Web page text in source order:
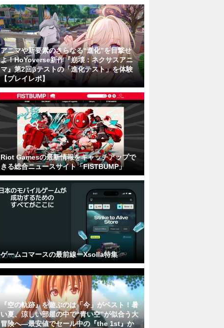
アニマや新要素のさらなる“進化”を目撃せ
よ！HoYoverse新作『崩壊：ネクサスアニ
マ』第2回βテストの「進化テスト」を体験
【プレイレポ】
Riot Gamesの最新情報をキャッチアップで
きる総合ニュースサイト「FISTBUMP」
ゲームコマースの最前線ーXsolla特集
『空の軌跡』を遊ぶのは「今」がベスト！暑
い夏、涼しい部屋の中で“青い空”が似合う大
冒険へ―最安値でセール中の『the 1st』か